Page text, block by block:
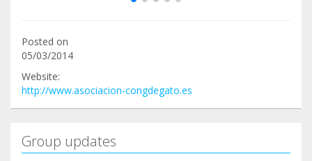
Posted on
05/03/2014
Website:
http://www.asociacion-congdegato.es
Group updates